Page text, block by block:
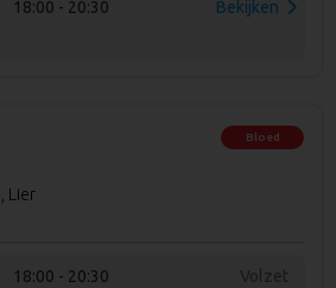
18:00 - 20:30
Bekijken
Lier
Bloed
18:00 - 20:30
Volzet